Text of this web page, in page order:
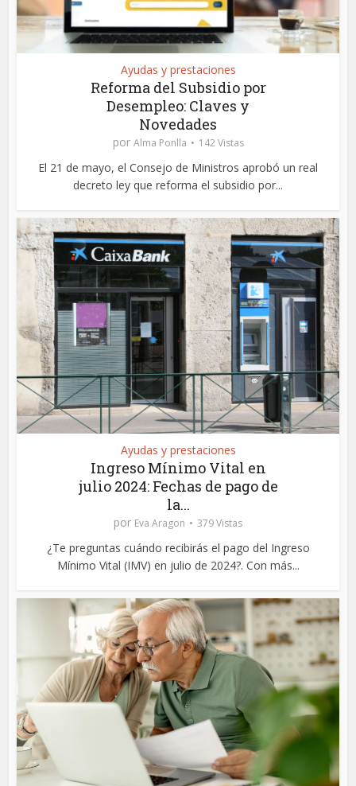
Ayudas y prestaciones
Reforma del Subsidio por
Desempleo: Claves y
Novedades
por Alma Ponlla 142 Vistas
El 21 de mayo, el Consejo de Ministros aprobó un real
decreto ley que reforma el subsidio por...
Ayudas y prestaciones
Ingreso Mínimo Vital en
julio 2024: Fechas de pago de
la...
por Eva Aragon 379 Vistas
¿Te preguntas cuándo recibirás el pago del Ingreso
Mínimo Vital (IMV) en julio de 2024?. Con más...